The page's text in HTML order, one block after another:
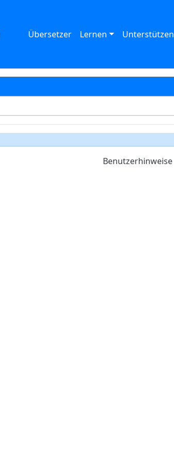
Übersetzer Lernen Unterstützen
Benutzerhinweise